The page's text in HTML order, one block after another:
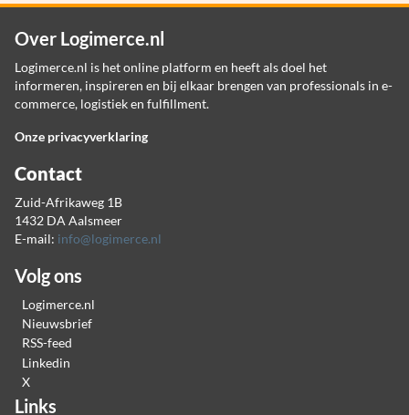
Over Logimerce.nl
Logimerce.nl is het online platform en heeft als doel het
informeren, inspireren en bij elkaar brengen van professionals in e-
commerce, logistiek en fulfillment.
Onze privacyverklaring
Contact
Zuid-Afrikaweg 1B
1432 DA Aalsmeer
E-mail: info@logimerce.nl
Volg ons
Logimerce.nl
Nieuwsbrief
RSS-feed
Linkedin
X
Links